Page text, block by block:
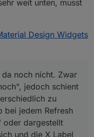
und haben
auch schon eine Idee
Schau ich mir an.
weit unten, musst
Design Widgets
noch nicht. Zwar
jedoch schient
zu
bei jedem Refresh
oder dargestellt
und die X Label